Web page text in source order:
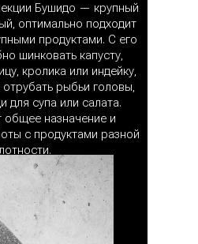
Бушидо — крупный
оптимально подходит
продуктами. С его
шинковать капусту,
кролика или индейку,
отрубать рыбьи головы,
для супа или салата.
общее назначение и
с продуктами разной